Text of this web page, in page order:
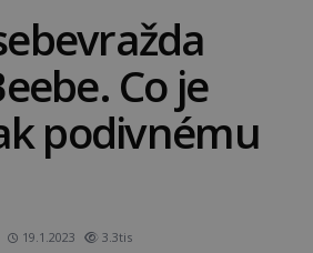
Co je
podivnému
19.1.2023 3.3tis